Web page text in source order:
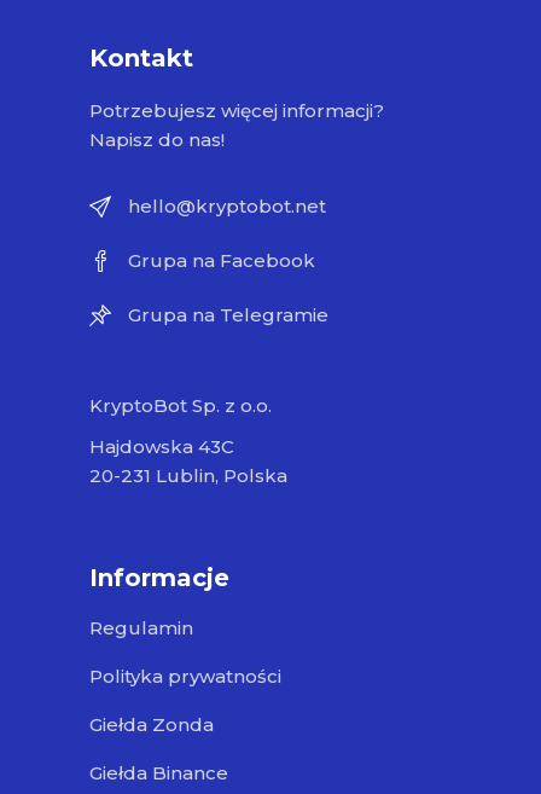
Kontakt
Potrzebujesz więcej informacji?
Napisz do nas!
hello@kryptobot.net
Grupa na Facebook
Grupa na Telegramie
KryptoBot Sp. z o.o.
Hajdowska 43C
20-231 Lublin, Polska
Informacje
Regulamin
Polityka prywatności
Giełda Zonda
Giełda Binance